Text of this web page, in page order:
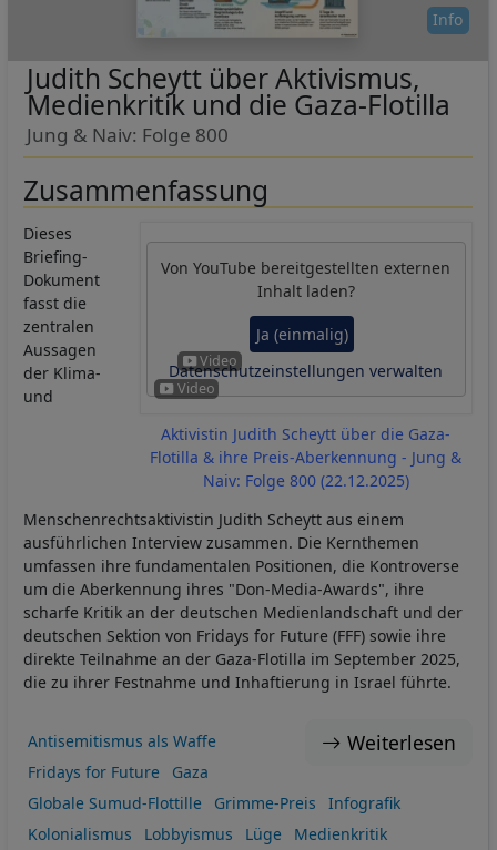
Info
Judith Scheytt über Aktivismus,
Medienkritik und die Gaza-Flotilla
Jung & Naiv: Folge 800
Zusammenfassung
VonYouTube bereitgestellten externen
Inhalt laden?
Ja (einmalig)
Datenschutzeinstellungen verwalten
Aktivistin Judith Scheytt über die Gaza-
Flotilla & ihre Preis-Aberkennung - Jung &
Naiv: Folge 800 (22.12.2025)
Dieses
Briefing-
Dokument
fasst die
zentralen
Aussagen
der Klima-
und
Menschenrechtsaktivistin Judith Scheytt aus einem
ausführlichen Interview zusammen. Die Kernthemen
umfassen ihre fundamentalen Positionen, die Kontroverse
um die Aberkennung ihres "Don-Media-Awards", ihre
scharfe Kritik an der deutschen Medienlandschaft und der
deutschen Sektion von Fridays for Future (FFF) sowie ihre
direkte Teilnahme an der Gaza-Flotilla im September 2025,
die zu ihrer Festnahme und Inhaftierung in Israel führte.
Weiterlesen
Antisemitismus als Waffe
Fridays for Future
Gaza
Globale Sumud-Flottille
Grimme-Preis
Infografik
Kolonialismus
Lobbyismus Lüge
Medienkritik